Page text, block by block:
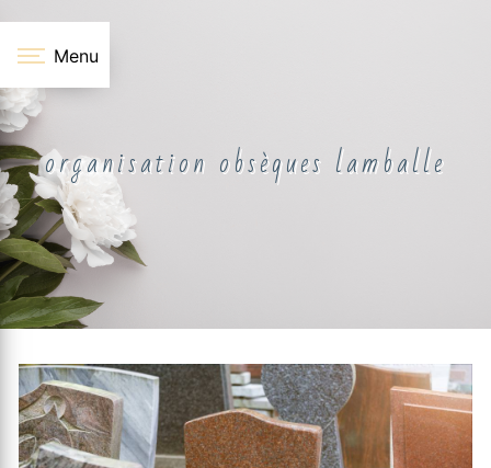
Menu
organisation obsèques lamballe